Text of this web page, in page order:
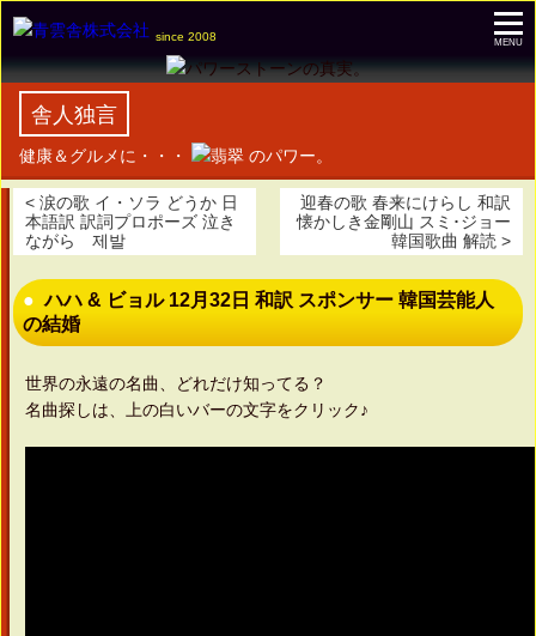
since 2008 MENU
舎人独言
健康＆グルメに・・・ のパワー。
< 涙の歌 イ・ソラ どうか 日
本語訳 訳詞プロポーズ 泣き
ながら 제발
迎春の歌 春来にけらし 和訳
懐かしき金剛山 スミ･ジョー
韓国歌曲 解読 >
ハハ & ビョル 12月32日 和訳 スポンサー 韓国芸能人
の結婚
世界の永遠の名曲、どれだけ知ってる？
名曲探しは、上の白いバーの文字をクリック♪